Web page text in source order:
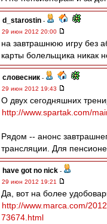
d_starostin -
29 июн 2012 20:00
на завтрашнюю игру без
карты болельщика никак
словесник -
29 июн 2012 19:43
О двух сегодняшних
http://www.spartak.com/
Рядом -- анонс
трансляции. Для
have got no nick -
29 июн 2012 19:21
Да, вот на более
http://www.marca.com/
73674.html